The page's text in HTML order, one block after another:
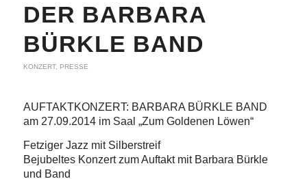
DER BARBARA
BÜRKLE BAND
KONZERT, PRESSE
AUFTAKTKONZERT: BARBARA BÜRKLE BAND
am 27.09.2014 im Saal „Zum Goldenen Löwen“
Fetziger Jazz mit Silberstreif
Bejubeltes Konzert zum Auftakt mit Barbara Bürkle
und Band